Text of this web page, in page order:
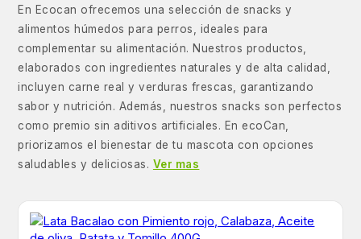
En Ecocan ofrecemos una selección de snacks y
alimentos húmedos para perros, ideales para
complementar su alimentación. Nuestros productos,
elaborados con ingredientes naturales y de alta calidad,
incluyen carne real y verduras frescas, garantizando
sabor y nutrición. Además, nuestros snacks son perfectos
como premio sin aditivos artificiales. En ecoCan,
priorizamos el bienestar de tu mascota con opciones
saludables y deliciosas. Ver mas